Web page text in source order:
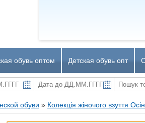
обувь оптом Детская обувь опт
обуви » Колекція жіночого взуття